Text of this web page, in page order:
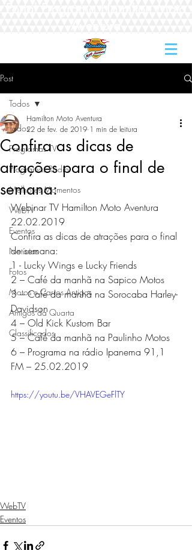
Post
Todos
Programas TV
Programas Rádio
Melhores Momentos
WebTV
Eventos
Notícias
Fotos
Motos e Carros Antigos
Amigos da Quarta
Classificados
Todos
Confira as dicas de
atrações para o final de
semana:
Hamilton Moto Aventura
22 de fev. de 2019 1 min de leitura
Webinar TV Hamilton Moto Aventura
22.02.2019
Confira as dicas de atrações para o final
de semana:
1 - Lucky Wings e Lucky Friends
2 – Café da manhã na Sapico Motos
3 – Café da manhã na Sorocaba Harley-
Davidson
4 – Old Kick Kustom Bar
5 – Café da manhã na Paulinho Motos
6 – Programa na rádio Ipanema 91,1
FM – 25.02.2019
https://youtu.be/VHAVEGeFlTY
WebTV
Eventos